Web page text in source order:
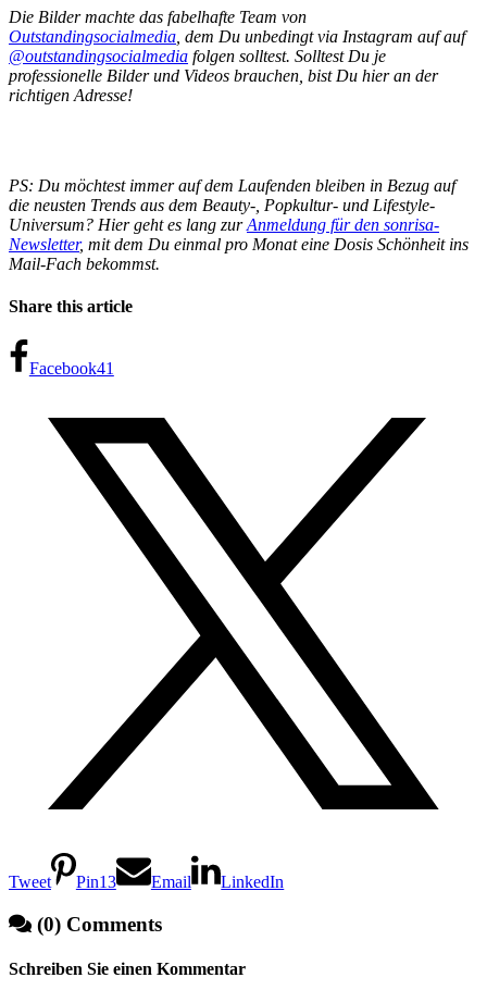
Die Bilder machte das fabelhafte Team von
Outstandingsocialmedia , dem Du unbedingt via Instagram auf auf
@outstandingsocialmedia folgen solltest. Solltest Du je
professionelle Bilder und Videos brauchen, bist Du hier an der
richtigen Adresse!
PS: Du möchtest immer auf dem Laufenden bleiben in Bezug auf
die neusten Trends aus dem Beauty-, Popkultur- und Lifestyle-
Universum? Hier geht es lang zurAnmeldung für den sonrisa-
Newsletter, mit dem Du einmal pro Monat eine Dosis Schönheit ins
Mail-Fach bekommst.
Share this article
Facebook41
Tweet Pin13 Email LinkedIn
(0) Comments
Schreiben Sie einen Kommentar